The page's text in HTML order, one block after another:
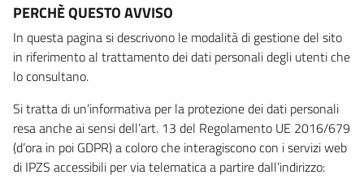
PERCHÈ QUESTO AVVISO
In questa pagina si descrivono le modalità di gestione del sito
in riferimento al trattamento dei dati personali degli utenti che
lo consultano.
Si tratta di un’informativa per la protezione dei dati personali
resa anche ai sensi dell’art. 13 del Regolamento UE 2016/679
(d’ora in poi GDPR) a coloro che interagiscono con i servizi web
di IPZS accessibili per via telematica a partire dall’indirizzo: